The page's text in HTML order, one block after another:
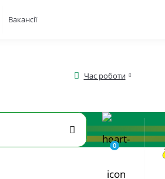
Вакансії
Час роботи
0